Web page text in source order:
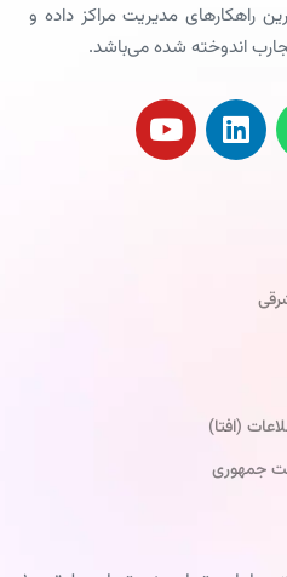
راهکارهای مدیریت مراکز داده و
اندوخته شده می‌باشد.
(افتا)
جمهوری